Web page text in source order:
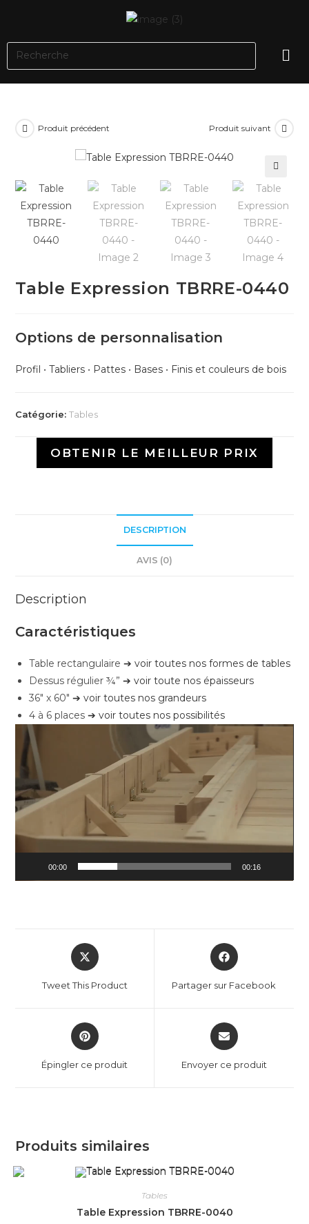
Produit précédent Produit suivant
🔍
Table Expression TBRRE-0440
Options de personnalisation
Profil •Tabliers • Pattes • Bases • Finis et couleurs de bois
Catégorie:Tables
OBTENIR LE MEILLEUR PRIX
DESCRIPTION
AVIS (0)
Description
Caractéristiques
Table rectangulaire ➔ voir toutes nos formes de tables
Dessus régulier ¾” ➔ voir toute nos épaisseurs
36″ x 60″ ➔ voir toutes nos grandeurs
4 à 6 places ➔ voir toutes nos possibilités
Video
Player
00:00 00:16
Tweet This Product Partager sur Facebook
Épingler ce produit Envoyer ce produit
Produits similaires
Tables
Table Expression TBRRE-0040